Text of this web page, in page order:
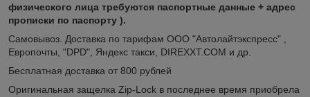
физического лица требуются паспортные данные + адрес
прописки по паспорту ).
Самовывоз. Доставка по тарифам ООО "Автолайтэкспресс" ,
Европочты, "DPD", Яндекс такси, DIREXXT.COM и др.
Бесплатная доставка от 800 рублей
Оригинальная защелка Zip-Lock в последнее время приобрела